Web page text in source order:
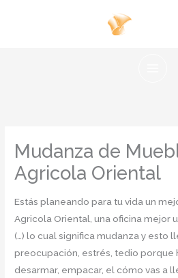
Mudanza de
Agricola Oriental
Estás planeando para tu vida un
Agricola Oriental, una oficina mejor
(…) lo cual significa mudanza y esto
preocupación, estrés, tedio porque
desarmar, empacar, el cómo vas a